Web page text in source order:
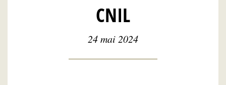
CNIL
24 mai 2024